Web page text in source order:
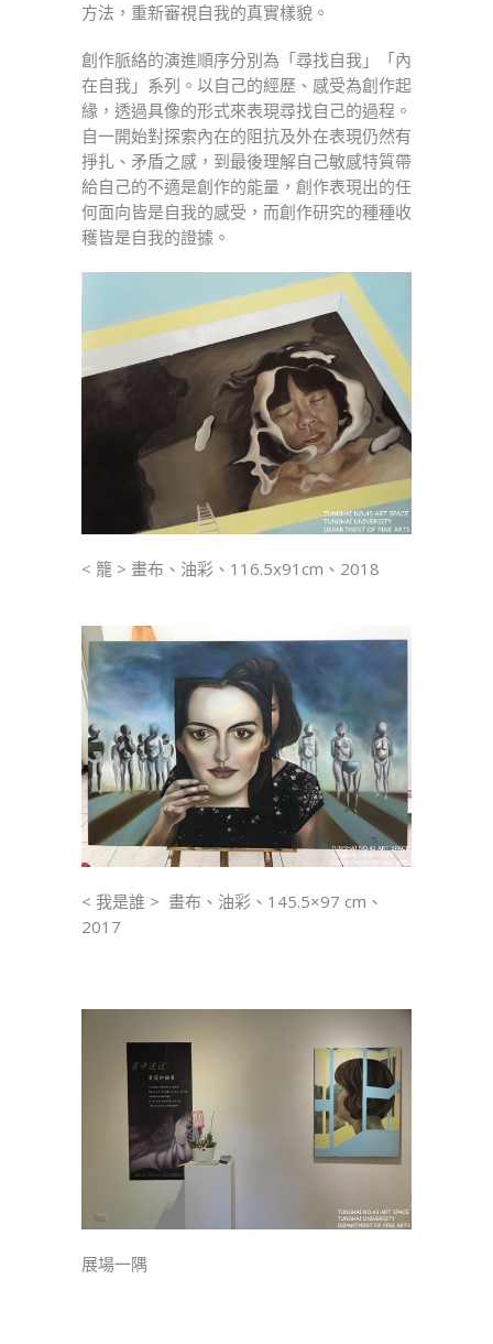
方法，重新審視自我的真實樣貌。
創作脈絡的演進順序分別為「尋找自我」「內
在自我」系列。以自己的經歷、感受為創作起
緣，透過具像的形式來表現尋找自己的過程。
自一開始對探索內在的阻抗及外在表現仍然有
掙扎、矛盾之感，到最後理解自己敏感特質帶
給自己的不適是創作的能量，創作表現出的任
何面向皆是自我的感受，而創作研究的種種收
穫皆是自我的證據。
< 籠 > 畫布、油彩、116.5x91cm、2018
< 我是誰 > 畫布、油彩、145.5×97 cm、
2017
展場一隅